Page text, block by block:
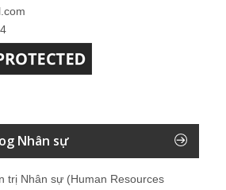
Nhân sự
trị Nhân sự (Human Resources